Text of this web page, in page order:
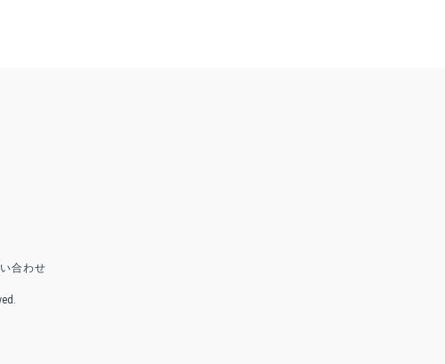
合わせ